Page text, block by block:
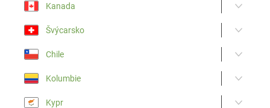
Kanada
Švýcarsko
Chile
Kolumbie
Kypr